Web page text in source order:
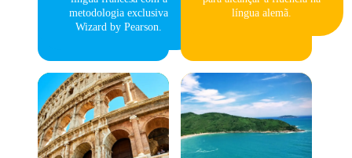
metodologia exclusiva
Wizard by Pearson.
língua alemã.